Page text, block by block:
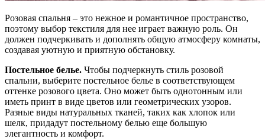
Розовая спальня – это нежное и романтичное пространство,
поэтому выбор текстиля для нее играет важную роль. Он
должен подчеркивать и дополнять общую атмосферу комнаты,
создавая уютную и приятную обстановку.
Постельное белье. Чтобы подчеркнуть стиль розовой
спальни, выберите постельное белье в соответствующем
оттенке розового цвета. Оно может быть однотонным или
иметь принт в виде цветов или геометрических узоров.
Разные виды натуральных тканей, таких как хлопок или
шелк, придадут постельному белью еще большую
элегантность и комфорт.